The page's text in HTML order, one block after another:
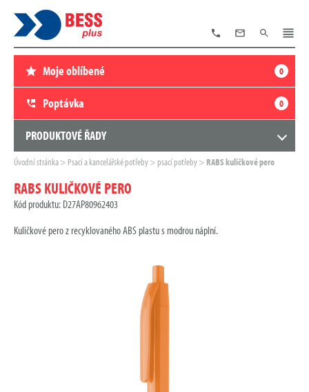
TELEFON
E-
MAIL
VYHLEDÁVÁNÍ
MENU
Moje oblíbené 0
Poptávka 0
PRODUKTOVÉ ŘADY
Zde
nacházíte:
Úvodní stránka Psací a kancelářské potřeby psací potřeby RABS kuličkové pero
RABS KULIČKOVÉ PERO
Kód produktu: D27AP80962403
Kuličkové pero z recyklovaného ABS plastu s modrou náplní.